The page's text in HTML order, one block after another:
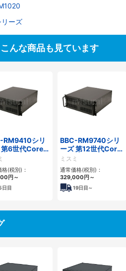
リーズ
んな商品も見ています
RM9410シリ
第6世代Core対
クマウント
3PCI・3PCIe
(税別)：
円～
日目
BBC-RM9740シリ
ーズ 第12世代Core
対応ラックマウント
FAPC4PCI・3PCIe
ミスミ
通常価格(税別)：
329,000円～
19日目～